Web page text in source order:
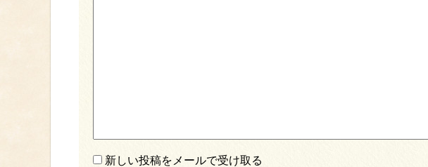
新しい投稿をメールで受け取る